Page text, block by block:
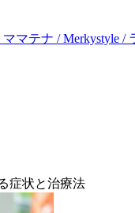
ママテナ / Merkystyle /
症状と治療法